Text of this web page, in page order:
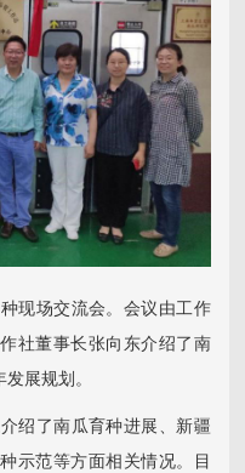
场交流会。会议由工作
社董事长张向东介绍了南
展规划。
了南瓜育种进展、新疆
示范等方面相关情况。目